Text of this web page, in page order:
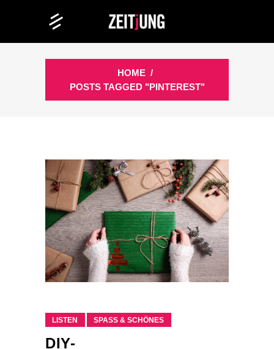
HOME /
POSTS TAGGED "PINTEREST"
LISTEN SPASS & SCHÖNES
DIY-